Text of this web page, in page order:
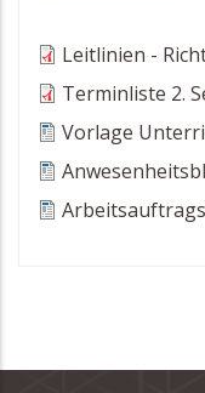
Leitlinien -
Terminliste 2.
Vorlage